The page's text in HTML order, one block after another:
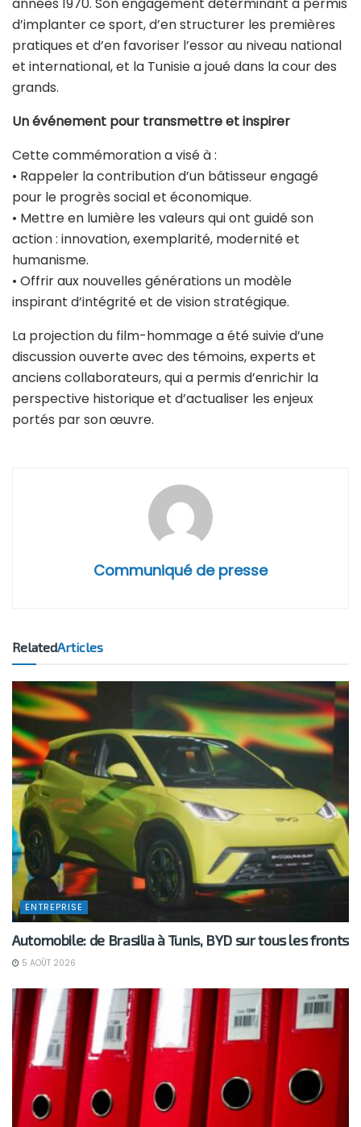
années 1970. Son engagement déterminant a permis
d’implanter ce sport, d’en structurer les premières
pratiques et d’en favoriser l’essor au niveau national
et international, et la Tunisie a joué dans la cour des
grands.
Un événement pour transmettre et inspirer
Cette commémoration a visé à :
• Rappeler la contribution d’un bâtisseur engagé
pour le progrès social et économique.
• Mettre en lumière les valeurs qui ont guidé son
action : innovation, exemplarité, modernité et
humanisme.
• Offrir aux nouvelles générations un modèle
inspirant d’intégrité et de vision stratégique.
La projection du film-hommage a été suivie d’une
discussion ouverte avec des témoins, experts et
anciens collaborateurs, qui a permis d’enrichir la
perspective historique et d’actualiser les enjeux
portés par son œuvre.
Communiqué de presse
RelatedArticles
ENTREPRISE
Automobile: de Brasilia à Tunis, BYD sur tous les fronts
5 AOÛT 2026